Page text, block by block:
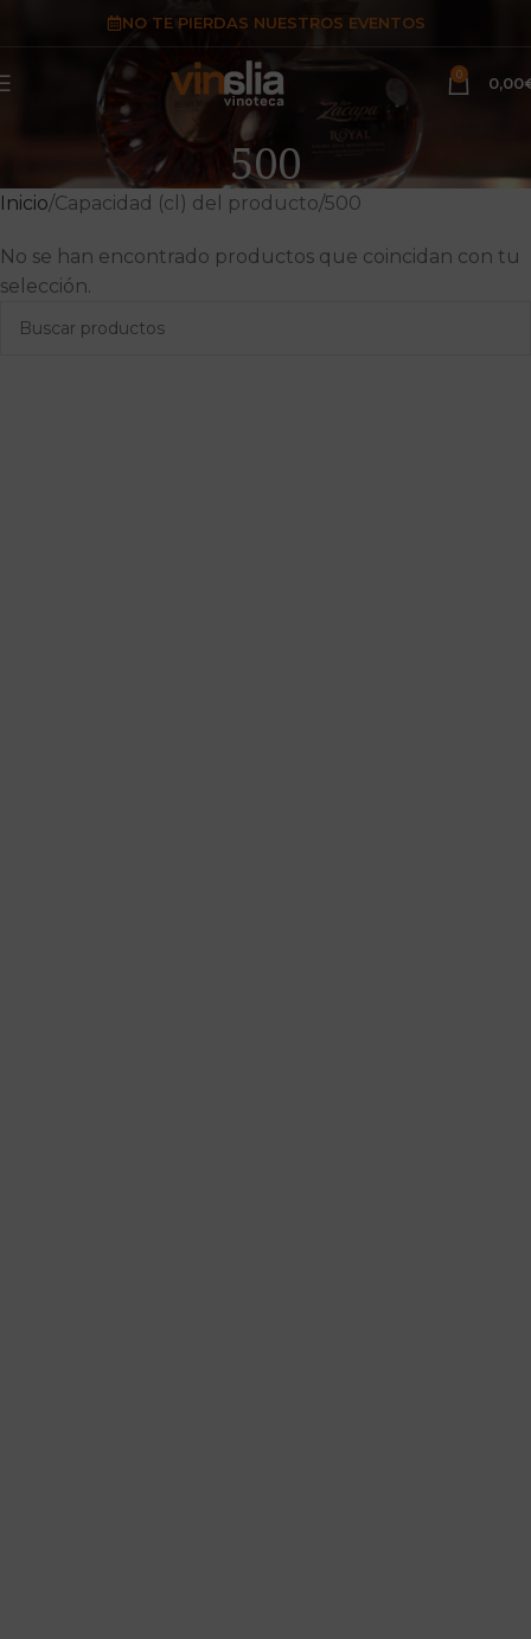
NO TE PIERDAS NUESTROS EVENTOS
0 0,00
500
Inicio Capacidad (cl) del producto 500
No se han encontrado productos que coincidan con tu
selección.